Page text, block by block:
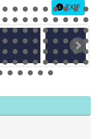
EXIF